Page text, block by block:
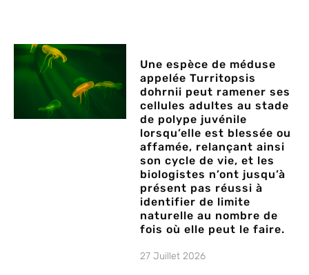
Une espèce de méduse
appelée Turritopsis
dohrnii peut ramener ses
cellules adultes au stade
de polype juvénile
lorsqu’elle est blessée ou
affamée, relançant ainsi
son cycle de vie, et les
biologistes n’ont jusqu’à
présent pas réussi à
identifier de limite
naturelle au nombre de
fois où elle peut le faire.
27 Juillet 2026